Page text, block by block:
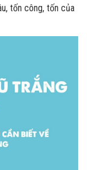
tốn công, tốn của